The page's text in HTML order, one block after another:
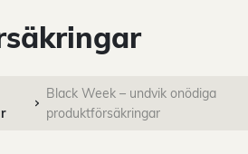
Black Week – undvik onödiga
produktförsäkringar